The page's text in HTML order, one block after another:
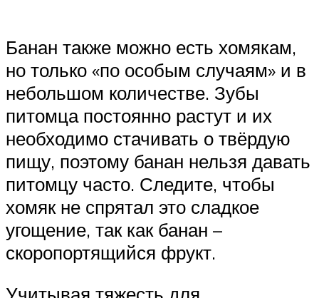
Банан также можно есть хомякам,
но только «по особым случаям» и в
небольшом количестве. Зубы
питомца постоянно растут и их
необходимо стачивать о твёрдую
пищу, поэтому банан нельзя давать
питомцу часто. Следите, чтобы
хомяк не спрятал это сладкое
угощение, так как банан –
скоропортящийся фрукт.